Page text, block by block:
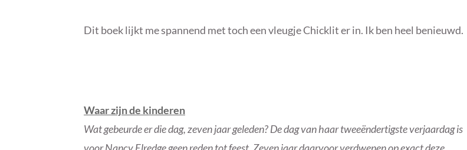
Dit boek lijkt me spannend met toch een vleugje Chicklit er in. Ik ben heel benieuwd.
Waar zijn de kinderen
Wat gebeurde er die dag, zeven jaar geleden? De dag van haar tweeëndertigste verjaardag is